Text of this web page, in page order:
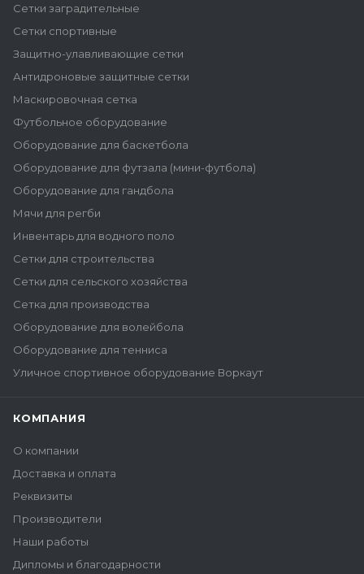
Сетки заградительные
Сетки спортивные
Защитно-улавливающие сетки
Антидроновые защитные сетки
Маскировочная сетка
Футбольное оборудование
Оборудование для баскетбола
Оборудование для футзала (мини-футбола)
Оборудование для гандбола
Мячи для регби
Инвентарь для водного поло
Сетки для строительства
Сетки для сельского хозяйства
Сетка для производства
Оборудование для волейбола
Оборудование для тенниса
Уличное спортивное оборудование Воркаут
КОМПАНИЯ
О компании
Доставка и оплата
Реквизиты
Производители
Наши работы
Дипломы и благодарности